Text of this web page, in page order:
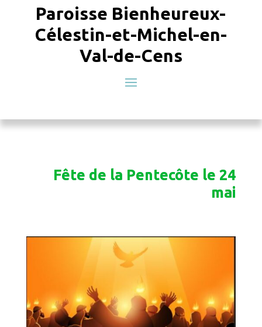
Paroisse Bienheureux-
Célestin-et-Michel-en-
Val-de-Cens
Fête de la Pentecôte le 24
mai